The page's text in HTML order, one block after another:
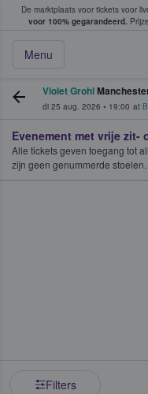
De marktplaats voor tickets voor
voor 100% gegarandeerd.
Menu
tickets kopen
Violet Grohl
di 25 aug. 2026 • 19:00 at
Evenement met vrije zit-
Alle tickets geven toegang tot
zijn geen genummerde stoelen.
Filters